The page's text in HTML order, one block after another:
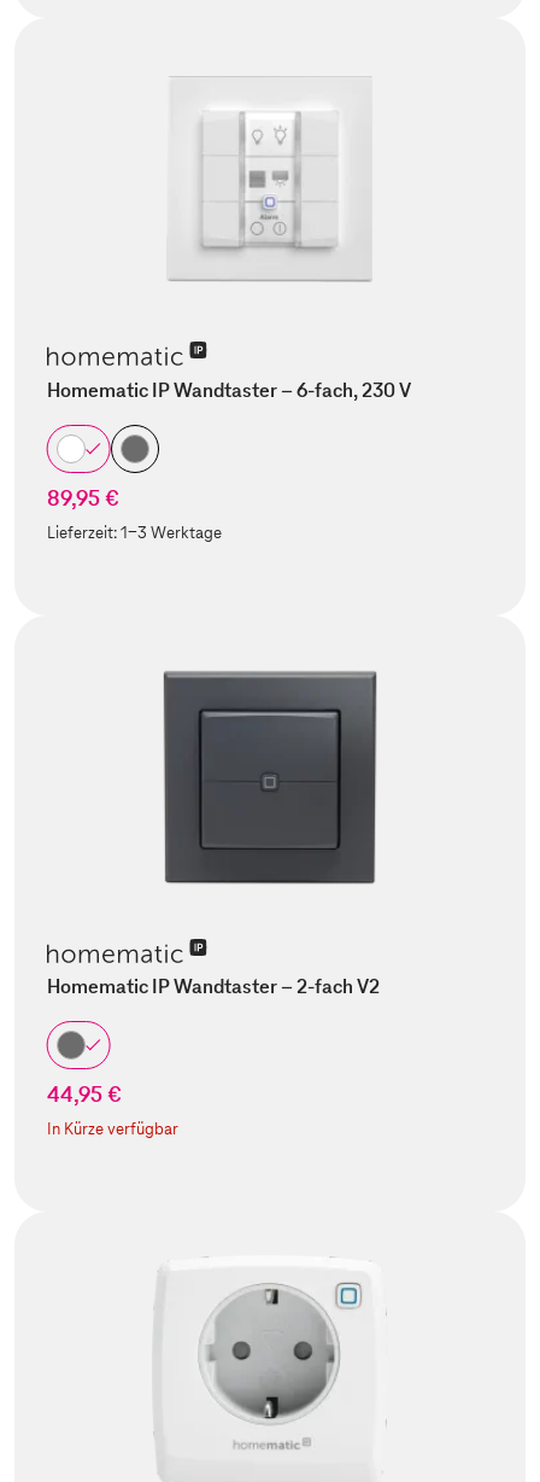
Homematic IP Wandtaster – 6-fach, 230 V
89,95 €
Lieferzeit:1-3 Werktage
Homematic IP Wandtaster – 2-fach V2
44,95 €
In Kürze verfügbar